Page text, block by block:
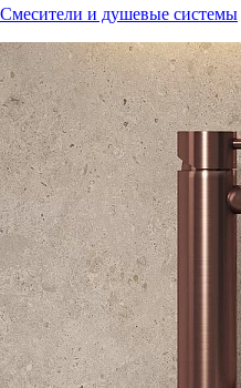
Смесители и душевые системы